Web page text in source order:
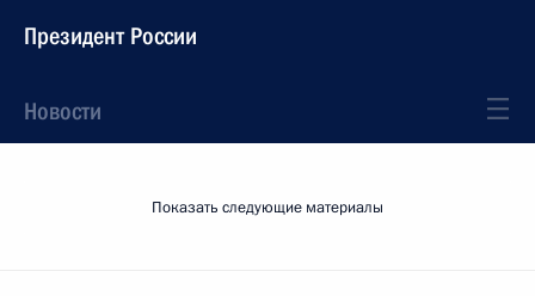
Президент России
Новости
Показать следующие материалы